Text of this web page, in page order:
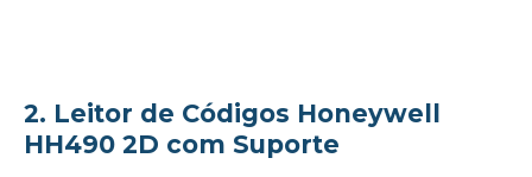
2. Leitor de Códigos Honeywell
HH490 2D com Suporte